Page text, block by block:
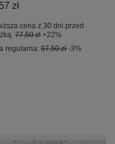
zł
cena z 30 dni przed
77,50 zł +22%
regularna: 97,50 zł -3%